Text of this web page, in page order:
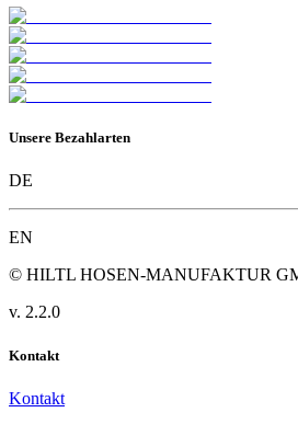
Unsere Bezahlarten
DE
EN
© HILTL HOSEN-MANUFAKTUR
v. 2.2.0
Kontakt
Kontakt